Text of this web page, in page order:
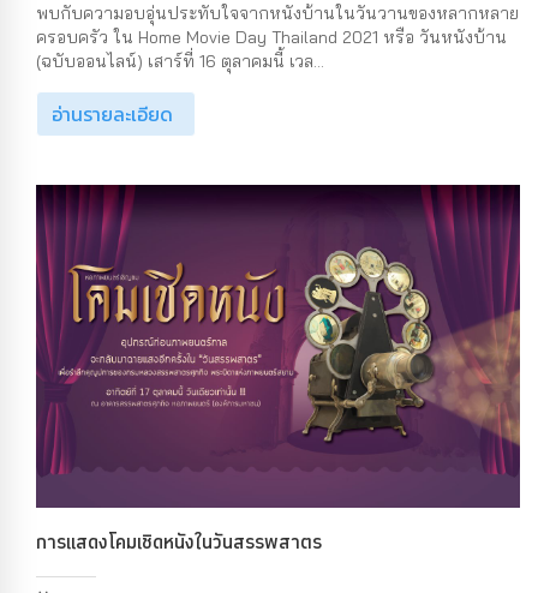
พบกับความอบอุ่นประทับใจจากหนังบ้านในวันวานของหลากหลาย
ครอบครัว ใน Home Movie Day Thailand 2021 หรือ วันหนังบ้าน
(ฉบับออนไลน์) เสาร์ที่ 16 ตุลาคมนี้ เวล...
อ่านรายละเอียด
การแสดงโคมเชิดหนังในวันสรรพสาตร